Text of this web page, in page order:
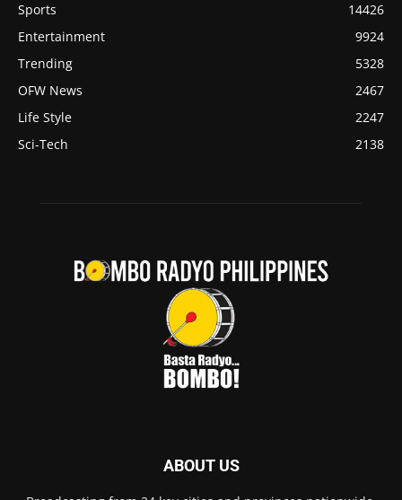
Sports
14426
Entertainment
9924
Trending
5328
OFW News
2467
Life Style
2247
Sci-Tech
2138
ABOUT US